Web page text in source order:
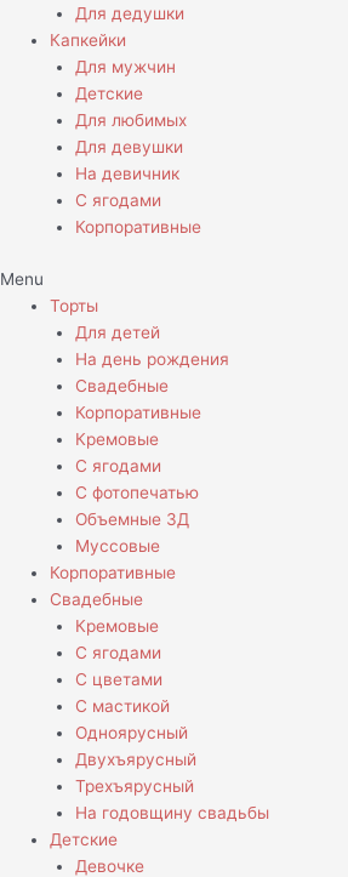
Для дедушки
Капкейки
Для мужчин
Детские
Для любимых
Для девушки
На девичник
С ягодами
Корпоративные
Menu
Торты
Для детей
На день рождения
Свадебные
Корпоративные
Кремовые
С ягодами
С фотопечатью
Объемные 3Д
Муссовые
Корпоративные
Свадебные
Кремовые
С ягодами
С цветами
С мастикой
Одноярусный
Двухъярусный
Трехъярусный
На годовщину свадьбы
Детские
Девочке